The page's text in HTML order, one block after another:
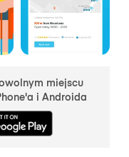
miejscu
i Androida